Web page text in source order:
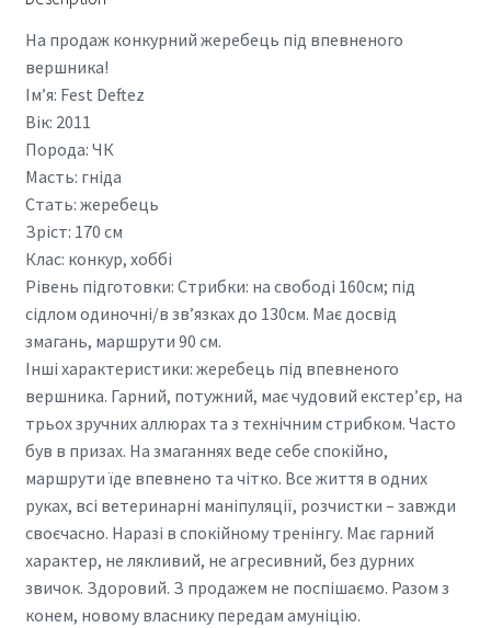
На продаж конкурний жеребець під впевненого
вершника!
Ім’я: Fest Deftez
Вік: 2011
Порода: ЧК
Масть: гніда
Стать: жеребець
Зріст: 170 см
Клас: конкур, хоббі
Рівень підготовки: Стрибки: на свободі 160см; під
сідлом одиночні/в звʼязках до 130см. Має досвід
змагань, маршрути 90 см.
Інші характеристики: жеребець під впевненого
вершника. Гарний, потужний, має чудовий екстер’єр, на
трьох зручних аллюрах та з технічним стрибком. Часто
був в призах. На змаганнях веде себе спокійно,
маршрути їде впевнено та чітко. Все життя в одних
руках, всі ветеринарні маніпуляції, розчистки – завжди
своєчасно. Наразі в спокійному тренінгу. Має гарний
характер, не лякливий, не агресивний, без дурних
звичок. Здоровий. З продажем не поспішаємо. Разом з
конем, новому власнику передам амуніцію.